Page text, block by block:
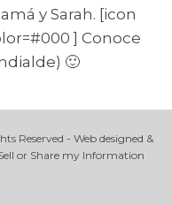
y Sarah. [icon
] Conoce
🙂
Reserved - Web designed &
or Share my Information